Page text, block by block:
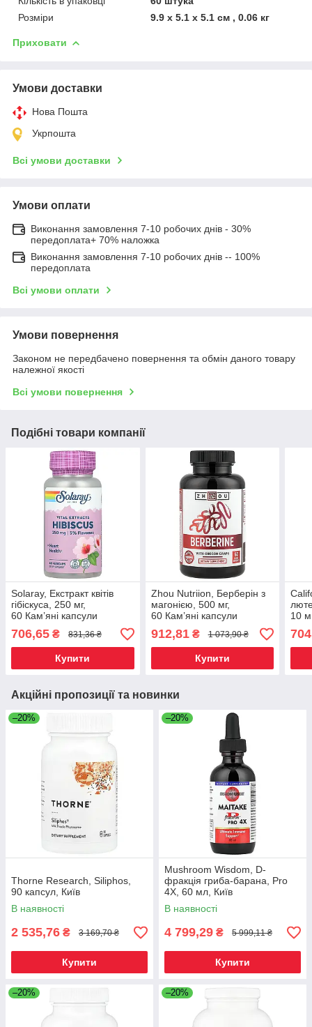
Розміри
9.9 x 5.1 x 5.1 см , 0.06 кг
Приховати
Умови доставки
Нова Пошта
Укрпошта
Всі умови доставки
Умови оплати
Виконання замовлення 7-10 робочих днів - 30%
передоплата+ 70% наложка
Виконання замовлення 7-10 робочих днів -- 100%
передоплата
Всі умови оплати
Умови повернення
Законом не передбачено повернення та обмін даного товару
належної якості
Всі умови повернення
Подібні товари компанії
Solaray, Екстракт квітів
гібіскуса, 250 мг,
60 Кам’яні капсули
рослин, Київ
706,65 ₴ 831,36 ₴
Купити
Zhou Nutriion, Берберін з
магонією, 500 мг,
60 Кам’яні капсули
рослин, Київ
912,81₴ 1 073,90 ₴
Купити
10
Акційні пропозиції та новинки
–20%
Thorne Research, Siliphos,
90 капсул, Київ
В наявності
2 535,76 ₴ 3 169,70 ₴
Купити
–20%
Mushroom Wisdom, D-
фракція гриба-барана, Pro
4X, 60 мл, Київ
В наявності
4 799,29 ₴ 5 999,11 ₴
Купити
–20% –20%